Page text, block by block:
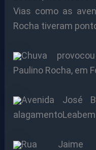
Vias como as
Rocha tiveram
Chuva
Paulino Rocha, em
Avenida José
Rua Jaime